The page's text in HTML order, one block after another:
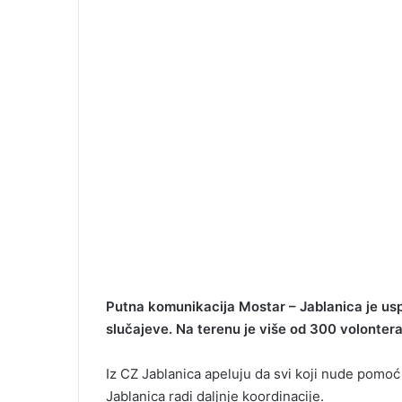
Putna komunikacija Mostar – Jablanica je
slučajeve. Na terenu je više od 300
Iz CZ Jablanica apeluju da svi koji nude
Jablanica radi daljnje koordinacije.